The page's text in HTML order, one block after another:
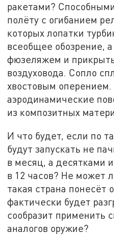
ракетами?
полёту с огибанием
которых лопатки
всеобщее обозрение,
фюзеляжем и
воздуховода. Сопло
хвостовым оперением.
аэродинамические
из композитных
И что будет, если по
будут запускать не
в месяц, а десятками
в 12 часов? Не может
такая страна понесёт
фактически будет
сообразит применить
аналогов оружие?